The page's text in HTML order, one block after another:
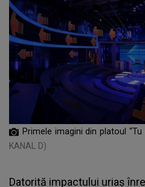
Primele imagini din platoul “Tu
KANAL D)
Datorită impactului uriaş